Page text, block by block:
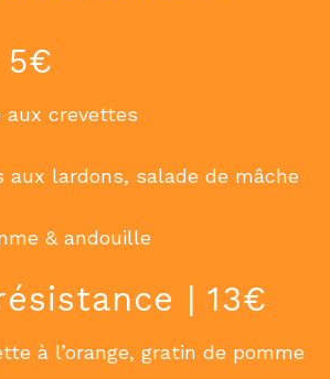
aux crevettes
aux lardons, salade de mâche
& andouille
| 13€
à l’orange, gratin de pomme